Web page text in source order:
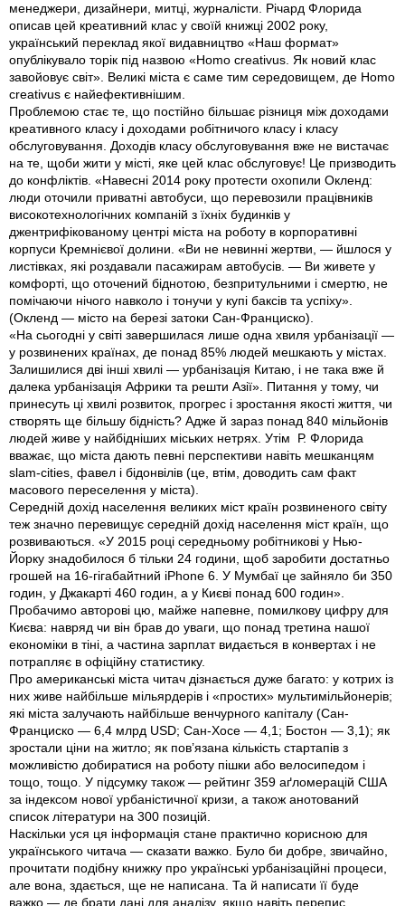
менеджери, дизайнери, митці, журналісти. Річард Флорида
описав цей креативний клас у своїй книжці 2002 року,
український переклад якої видавництво «Наш формат»
опублікувало торік під назвою «Homo creativus. Як новий клас
заво­йовує світ». Великі міста є саме тим середовищем, де Homo
creativus є найефективнішим.
Проблемою стає те, що постійно більшає різниця між доходами
креативного класу і доходами робітничого класу і класу
обслуговування. Доходів класу обслуговування вже не вистачає
на те, щоби жити у місті, яке цей клас обслуговує! Це призводить
до конфліктів. «Навесні 2014 року протести охопили Окленд:
люди оточили приватні автобуси, що перевозили працівників
високотехнологічних компаній з їхніх будинків у
джентрифікованому центрі міста на роботу в корпоративні
корпуси Кремнієвої долини. «Ви не невинні жертви, — йшлося у
листівках, які роздавали пасажирам автобусів. — Ви живете у
комфорті, що оточений біднотою, безпритульними і смертю, не
помічаючи нічого навколо і тонучи у купі баксів та успіху».
(Окленд — місто на березі затоки Сан-Франциско).
«На сьогодні у світі завершилася лише одна хвиля урбанізації —
у розвинених країнах, де понад 85% людей мешкають у містах.
Залишилися дві інші хвилі — урбанізація Китаю, і не така вже й
далека урбанізація Африки та решти Азії». Питання у тому, чи
принесуть ці хвилі розвиток, прогрес і зростання якості життя, чи
створять ще більшу бідність? Адже й зараз понад 840 мільйонів
людей живе у найбідніших міських нетрях. Утім Р. Флорида
вважає, що міста дають певні перспективи навіть мешканцям
slam-cities, фавел і бідонвілів (це, втім, доводить сам факт
масового переселення у міста).
Середній дохід населення великих міст країн розвиненого світу
теж значно перевищує середній дохід населення міст країн, що
розвиваються. «У 2015 році середньому робітникові у Нью-
Йорку знадобилося б тільки 24 години, щоб заробити достатньо
грошей на 16-гігабайтний iPhone 6. У Мумбаї це зайняло би 350
годин, у Джакарті 460 годин, а у Києві понад 600 годин».
Пробачимо авторові цю, майже напевне, помилкову цифру для
Києва: навряд чи він брав до уваги, що понад третина нашої
економіки в тіні, а частина зарплат видається в конвертах і не
потрапляє в офіційну статистику.
Про американські міста читач дізнається дуже багато: у котрих із
них живе найбільше мільярдерів і «простих» мультимільйонерів;
які міста залучають найбільше венчурного капіталу (Сан-
Франциско — 6,4 млрд USD; Сан-Хосе — 4,1; Бостон — 3,1); як
зростали ціни на житло; як пов’язана кількість стартапів з
можливістю добиратися на роботу пішки або велосипедом і
тощо, тощо. У підсумку також — рейтинг 359 аґломерацій США
за індексом нової урбаністичної кризи, а також анотований
список літератури на 300 позицій.
Наскільки уся ця інформація стане практично корисною для
українського читача — сказати важко. Було би добре, звичайно,
прочитати подібну книжку про українські урбанізаційні процеси,
але вона, здається, ще не написана. Та й написати її буде
важко — де брати дані для аналізу, якщо навіть перепис